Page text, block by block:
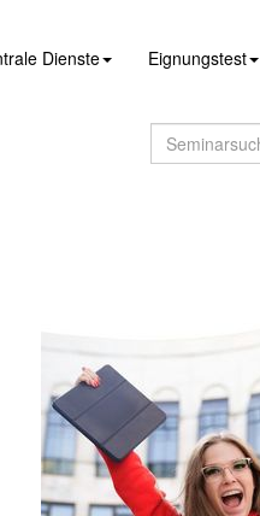
Dienste Eignungstest